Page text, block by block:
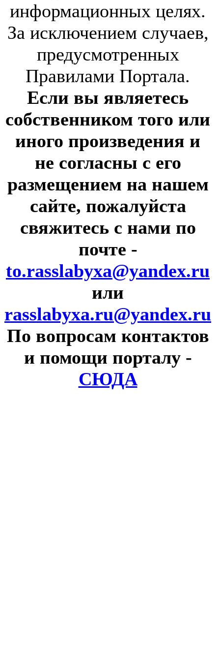
информационных целях.
За исключением случаев,
предусмотренных
Правилами Портала.
Если вы являетесь
собственником того или
иного произведения и
не согласны с его
размещением на нашем
сайте, пожалуйста
свяжитесь с нами по
почте -
to.rasslabyxa@yandex.ru
или
rasslabyxa.ru@yandex.ru
По вопросам контактов
и помощи порталу -
СЮДА